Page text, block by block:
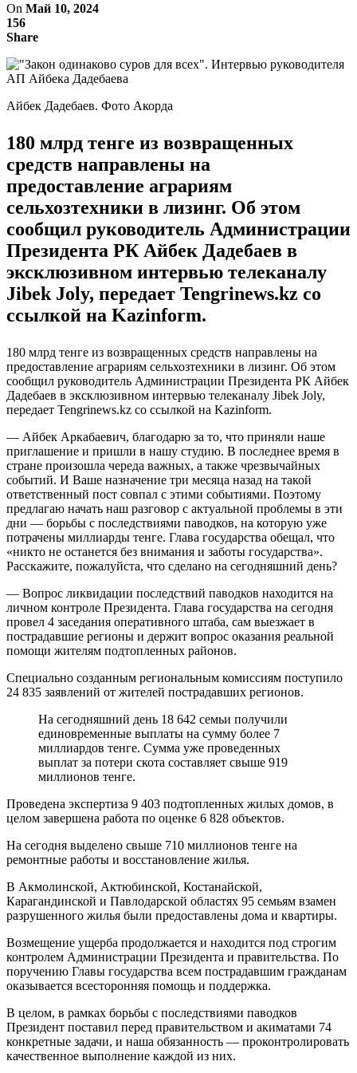
On Май 10, 2024
156
Share
Айбек Дадебаев. Фото Акорда
180 млрд тенге из возвращенных
средств направлены на
предоставление аграриям
сельхозтехники в лизинг. Об этом
сообщил руководитель Администрации
Президента РК Айбек Дадебаев в
эксклюзивном интервью телеканалу
Jibek Joly, передает Tengrinews.kz со
ссылкой на Kazinform.
180 млрд тенге из возвращенных средств направлены на
предоставление аграриям сельхозтехники в лизинг. Об этом
сообщил руководитель Администрации Президента РК Айбек
Дадебаев в эксклюзивном интервью телеканалу Jibek Joly,
передает Tengrinews.kz со ссылкой на Kazinform.
— Айбек Аркабаевич, благодарю за то, что приняли наше
приглашение и пришли в нашу студию. В последнее время в
стране произошла череда важных, а также чрезвычайных
событий. И Ваше назначение три месяца назад на такой
ответственный пост совпал с этими событиями. Поэтому
предлагаю начать наш разговор с актуальной проблемы в эти
дни — борьбы с последствиями паводков, на которую уже
потрачены миллиарды тенге. Глава государства обещал, что
«никто не останется без внимания и заботы государства».
Расскажите, пожалуйста, что сделано на сегодняшний день?
— Вопрос ликвидации последствий паводков находится на
личном контроле Президента. Глава государства на сегодня
провел 4 заседания оперативного штаба, сам выезжает в
пострадавшие регионы и держит вопрос оказания реальной
помощи жителям подтопленных районов.
Специально созданным региональным комиссиям поступило
24 835 заявлений от жителей пострадавших регионов.
На сегодняшний день 18 642 семьи получили
единовременные выплаты на сумму более 7
миллиардов тенге. Сумма уже проведенных
выплат за потери скота составляет свыше 919
миллионов тенге.
Проведена экспертиза 9 403 подтопленных жилых домов, в
целом завершена работа по оценке 6 828 объектов.
На сегодня выделено свыше 710 миллионов тенге на
ремонтные работы и восстановление жилья.
В Акмолинской, Актюбинской, Костанайской,
Карагандинской и Павлодарской областях 95 семьям взамен
разрушенного жилья были предоставлены дома и квартиры.
Возмещение ущерба продолжается и находится под строгим
контролем Администрации Президента и правительства. По
поручению Главы государства всем пострадавшим гражданам
оказывается всесторонняя помощь и поддержка.
В целом, в рамках борьбы с последствиями паводков
Президент поставил перед правительством и акиматами 74
конкретные задачи, и наша обязанность — проконтролировать
качественное выполнение каждой из них.